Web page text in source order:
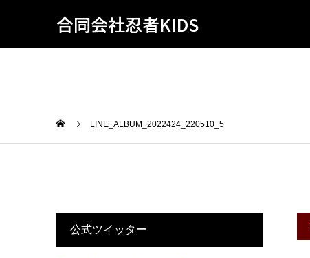
合同会社忍者KIDS
LINE_ALBUM_2022424_220510_5
公式ツイッター